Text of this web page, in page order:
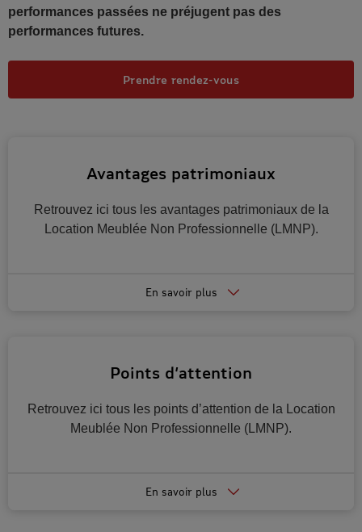
performances passées ne préjugent pas des
performances futures.
Prendre rendez-vous
Avantages patrimoniaux
Retrouvez ici tous les avantages patrimoniaux de la
Location Meublée Non Professionnelle (LMNP).
En savoir plus
Points d’attention
Retrouvez ici tous les points d’attention de la Location
Meublée Non Professionnelle (LMNP).
En savoir plus